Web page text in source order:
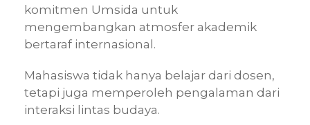
komitmen Umsida untuk
mengembangkan atmosfer akademik
bertaraf internasional.
Mahasiswa tidak hanya belajar dari dosen,
tetapi juga memperoleh pengalaman dari
interaksi lintas budaya.